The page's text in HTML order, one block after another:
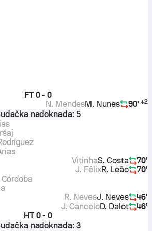
FT 0 - 0
90' +2
M. Nunes
N. Mendes
nadoknada: 5
70'
S. Costa
Vitinha
70'
R. Leão
J. Félix
46'
J. Neves
R. Neves
46'
D. Dalot
J. Cancelo
HT 0 - 0
nadoknada: 3